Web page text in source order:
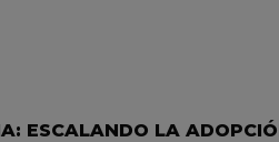
ESCALANDO LA